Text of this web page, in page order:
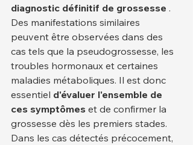
diagnostic définitif de grossesse .
Des manifestations similaires
peuvent être observées dans des
cas tels que la pseudogrossesse, les
troubles hormonaux et certaines
maladies métaboliques. Il est donc
essentiel d'évaluer l'ensemble de
ces symptômes et de confirmer la
grossesse dès les premiers stades.
Dans les cas détectés précocement,